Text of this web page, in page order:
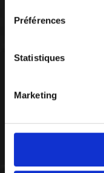
Préférences
Statistiques
Marketing